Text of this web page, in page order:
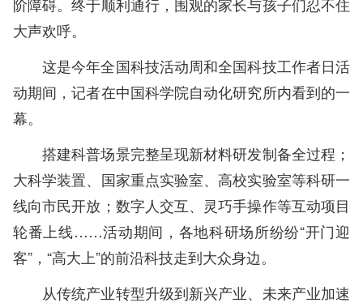
大声欢呼。
这是今年全国科技活动周和全国科技工作者日活
动期间，记者在中国科学院自动化研究所内看到的一
幕。
搭建科普场景完整呈现新材料研发制备全过程；
大科学装置、国家重点实验室、高校实验室等科研一
线向市民开放；数字人交互、灵巧手操作等互动项目
轮番上线……活动期间，各地科研场所纷纷“开门迎
客”，“高大上”的前沿科技走到大众身边。
从传统产业转型升级到新兴产业、未来产业加速